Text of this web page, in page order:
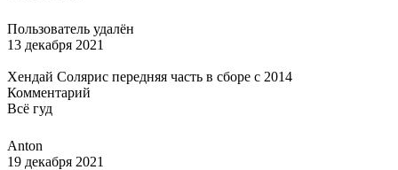
Пользователь удалён
13 декабря 2021
Хендай Солярис передняя часть в сборе с 2014
Комментарий
Всё гуд
Anton
19 декабря 2021